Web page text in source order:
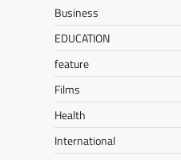
Business
EDUCATION
feature
Films
Health
International